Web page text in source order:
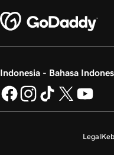
Indonesia - Bahasa
Legal